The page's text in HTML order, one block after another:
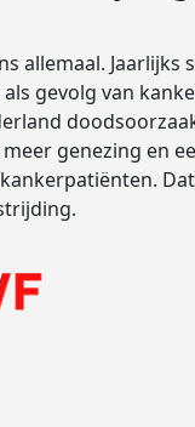
allemaal. Jaarlijks
gevolg van
genezing en